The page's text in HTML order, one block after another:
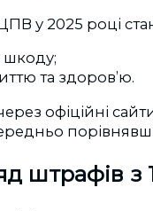
у 2025 році
та здоров’ю.
офіційні
штрафів з